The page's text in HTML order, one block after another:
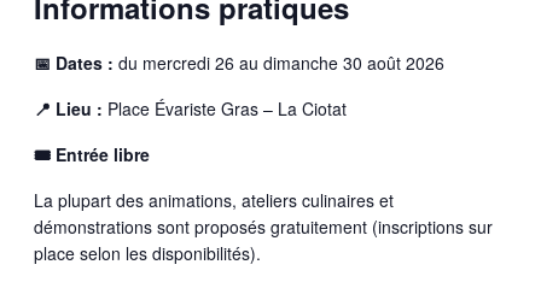
📅 Dates : du mercredi 26 au dimanche 30 août 2026
📍 Lieu : Place Évariste Gras – La Ciotat
🎟 Entrée libre
La plupart des animations, ateliers culinaires et
démonstrations sont proposés gratuitement (inscriptions sur
place selon les disponibilités).